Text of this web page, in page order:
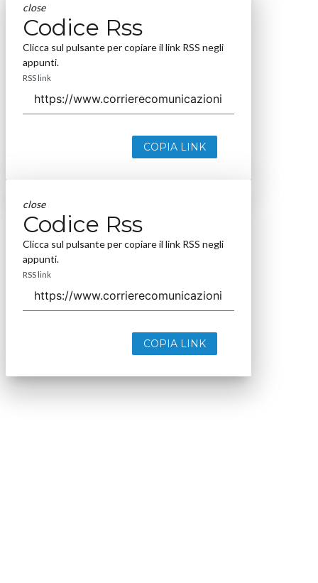
close
Codice Rss
Clicca sul pulsante per copiare il link RSS negli
appunti.
RSS link
COPIA LINK
close
Codice Rss
Clicca sul pulsante per copiare il link RSS negli
appunti.
RSS link
COPIA LINK